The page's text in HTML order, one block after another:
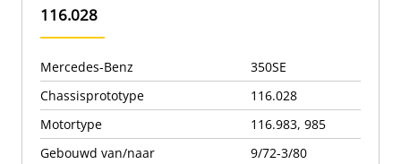
116.028
Mercedes-Benz
350SE
Chassisprototype
116.028
Motortype
116.983, 985
Gebouwd van/naar
9/72-3/80